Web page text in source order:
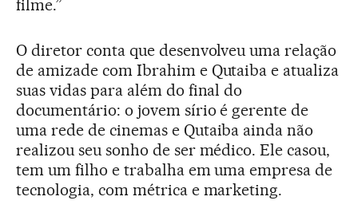
filme.”
O diretor conta que desenvolveu uma relação
de amizade com Ibrahim e Qutaiba e atualiza
suas vidas para além do final do
documentário: o jovem sírio é gerente de
uma rede de cinemas e Qutaiba ainda não
realizou seu sonho de ser médico. Ele casou,
tem um filho e trabalha em uma empresa de
tecnologia, com métrica e marketing.